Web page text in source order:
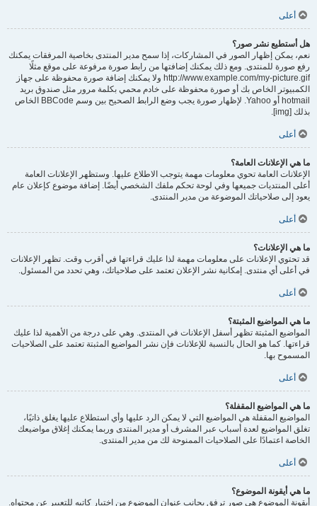
أعلى
هل أستطيع نشر صور؟
نعم، يمكن إظهار الصور في المشاركات، إذا سمح مدير المنتدى بخاصية المرفقات يمكنك
رفع صورة للمنتدى. ومع ذلك يمكنك إضافتها من رابط صورة مرفوعة على موقع مثلًا
http://www.example.com/my-picture.gif ولا يمكنك إضافة صورة محفوظة على جهاز
الكمبيوتر الخاص بك أو صورة محفوظة على خادم محمي بكلمة مرور مثل صندوق بريد
hotmail أو Yahoo. لإظهار صورة يجب وضع الرابط الصحيح بين وسم BBCode الخاص
بذلك [img].
أعلى
ما هي الإعلانات العامة؟
الإعلانات العامة تحوي معلومات مهمة يتوجب الاطلاع عليها. وستظهر الإعلانات العامة
أعلى المنتديات جميعها وفي لوحة تحكم ملفك الشخصي أيضًا. إضافة موضوع كإعلان عام
يعود إلى صلاحياتك الموضوعة من مدير المنتدى.
أعلى
ما هي الإعلانات؟
قد تحتوي الإعلانات على معلومات مهمة لذا عليك قراءتها في أقرب وقت. تظهر الإعلانات
في أعلى أي منتدى. إمكانية نشر الإعلان تعتمد على صلاحياتك، وهي تحدد من المسئول.
أعلى
ما هي المواضيع المثبتة؟
المواضيع المثبتة تظهر أسفل الإعلانات في المنتدى. وهي على درجة من الأهمية لذا عليك
قراءتها. كما هو الحال بالنسبة للإعلانات فإن نشر المواضيع المثبتة تعتمد على الصلاحيات
المسموح بها.
أعلى
ما هي المواضيع المقفلة؟
المواضيع المقفلة هي المواضيع التي لا يمكن الرد عليها وأي استطلاع عليها يغلق ذاتيًا،
تغلق المواضيع لعدة أسباب عبر المشرف أو مدير المنتدى وربما يمكنك إغلاق مواضيعك
الخاصة اعتمادًا على الصلاحيات الممنوحة لك من مدير المنتدى.
أعلى
ما هي أيقونة الموضوع؟
أيقونة الموضوع هي صور ترفق بجانب عنوان الموضوع من اختيار كاتبه للتعبير عن محتواه.